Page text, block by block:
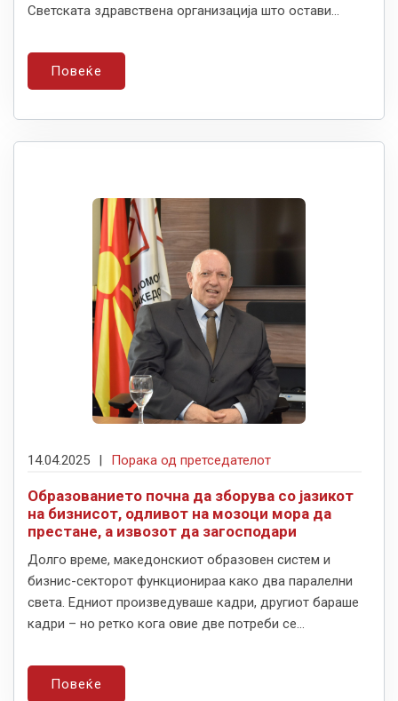
Светската здравствена организација што остави...
Повеќе
14.04.2025 Порака од претседателот
Образованието почна да зборува со јазикот
на бизнисот, одливот на мозоци мора да
престане, а извозот да загосподари
Долго време, македонскиот образовен систем и
бизнис-секторот функционираа како два паралелни
света. Едниот произведуваше кадри, другиот бараше
кадри – но ретко кога овие две потреби се...
Повеќе